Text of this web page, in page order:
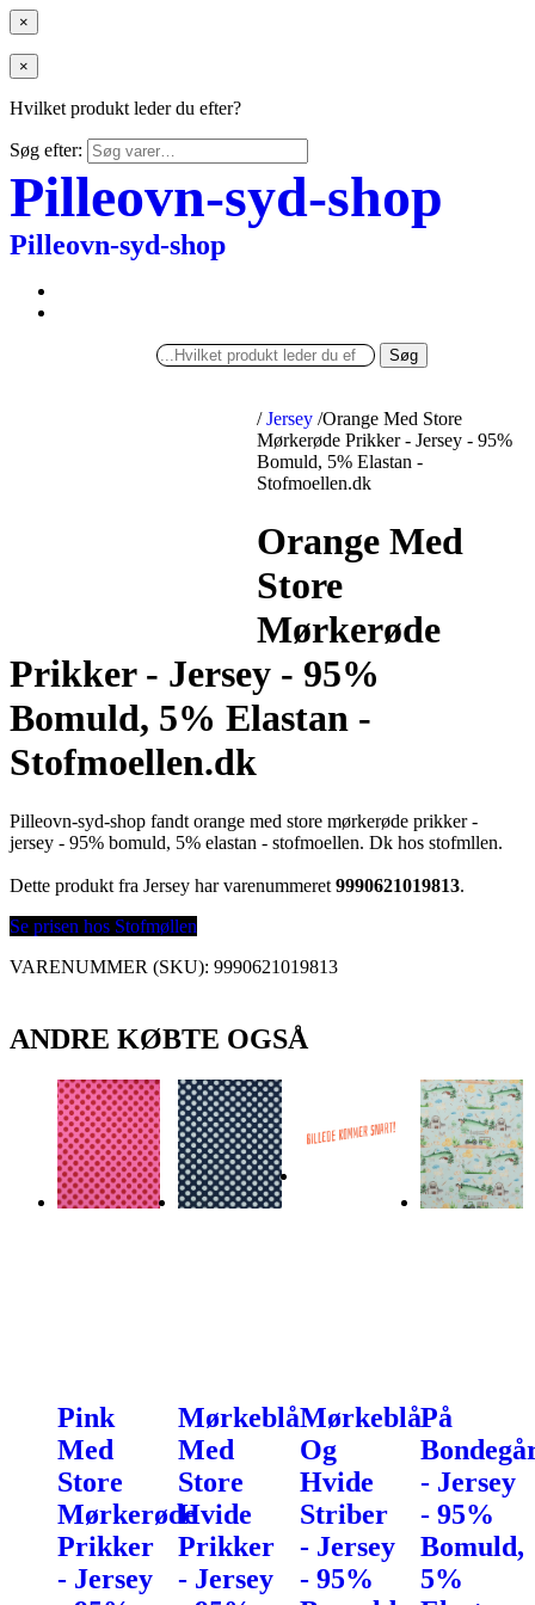
×
×
Hvilket produkt leder du efter?
Søg efter:
Pilleovn-syd-shop
Pilleovn-syd-shop
Søg
/ Jersey /Orange Med Store
Mørkerøde Prikker - Jersey - 95%
Bomuld, 5% Elastan -
Stofmoellen.dk
Orange Med
Store
Mørkerøde
Prikker - Jersey - 95%
Bomuld, 5% Elastan -
Stofmoellen.dk
Pilleovn-syd-shop fandt orange med store mørkerøde prikker -
jersey - 95% bomuld, 5% elastan - stofmoellen. Dk hos stofmllen.
Dette produkt fra Jersey har varenummeret 9990621019813.
Se prisen hos Stofmøllen
VARENUMMER (SKU): 9990621019813
ANDRE KØBTE OGSÅ
Pink
Med
Store
Mørkerøde
Prikker
- Jersey
Mørkeblå
Med
Store
Hvide
Prikker
- Jersey
Mørkeblå
Og
Hvide
Striber
- Jersey
- 95%
På
- Jersey
- 95%
Bomuld,
5%